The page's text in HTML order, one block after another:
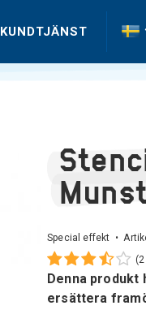
KUNDTJÄNST
Special effekt •
Denna produkt
ersättera